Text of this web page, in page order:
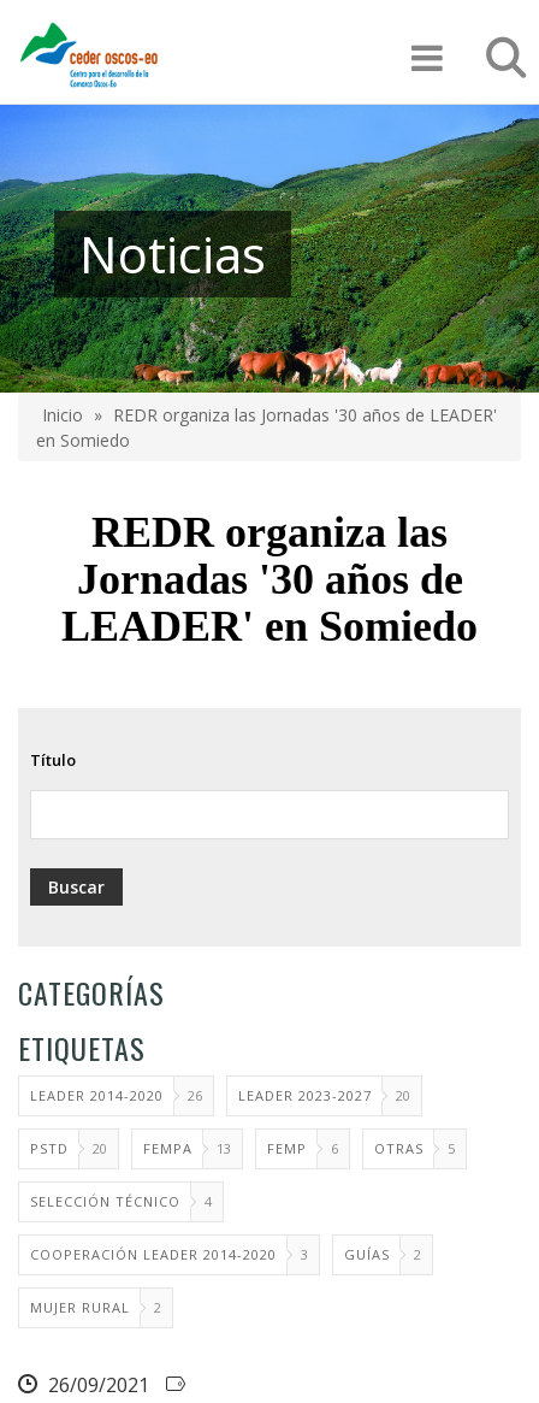
contenido
Noticias
Sobrescribir
ayuda
la
Inicio
REDR organiza las Jornadas '30 años de LEADER'
en Somiedo
REDR organiza las
Jornadas '30 años de
LEADER' en Somiedo
Título
CATEGORÍAS
ETIQUETAS
LEADER 2014-2020 26 LEADER 2023-2027 20
PSTD 20 FEMPA 13 FEMP 6 OTRAS 5
SELECCIÓN TÉCNICO 4
COOPERACIÓN LEADER 2014-2020 3 GUÍAS 2
MUJER RURAL 2
26/09/2021